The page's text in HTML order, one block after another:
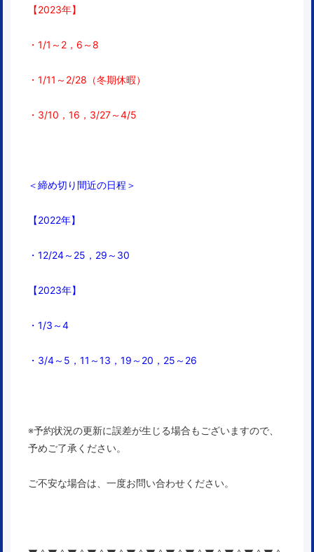
【2023年】
・1/1～2，6～8
・1/11～2/28（冬期休暇）
・3/10，16，3/27～4/5
＜締め切り間近の日程＞
【2022年】
・12/24～25，29～30
【2023年】
・1/3～4
・3/4～5，11～13，19～20， 25～26
※予約状況の更新に誤差が生じる場合もございますので、
予めご了承ください。
ご不安な場合は、一度お問い合わせください。